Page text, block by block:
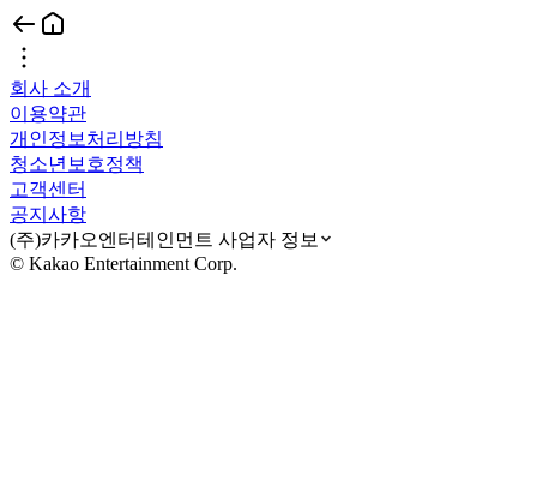
회사 소개
이용약관
개인정보처리방침
청소년보호정책
고객센터
공지사항
(주)카카오엔터테인먼트 사업자 정보
© Kakao Entertainment Corp.